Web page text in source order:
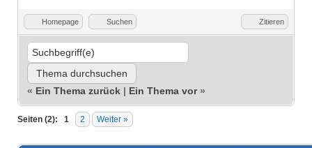
Homepage Suchen Zitieren
« Ein Thema zurück | Ein Thema vor»
Seiten (2): 1 2 Weiter »